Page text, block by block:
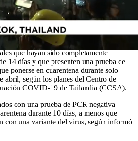
también planea acortar el tiempo de
el próximo mes, de 14 a 10 días, con
para los visitantes que han sido
que hayan sido completamente
14 días y que presenten una prueba de
ponerse en cuarentena durante solo
abril, según los planes del Centro de
COVID-19 de Tailandia (CCSA).
con una prueba de PCR negativa
durante 10 días, a menos que
con una variante del virus, según informó